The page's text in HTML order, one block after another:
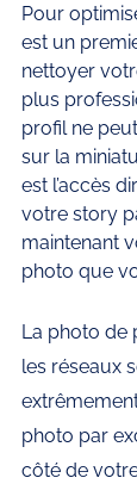
Pour
est un
nettoyer
plus
profil ne
sur la
est l’accès
votre story
maintenant
photo que
La photo de
les réseaux
photo par
côté de